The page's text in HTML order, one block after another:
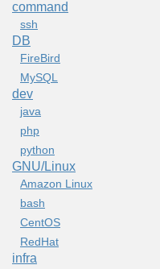
command
ssh
DB
FireBird
MySQL
dev
java
php
python
GNU/Linux
Amazon Linux
bash
CentOS
RedHat
infra